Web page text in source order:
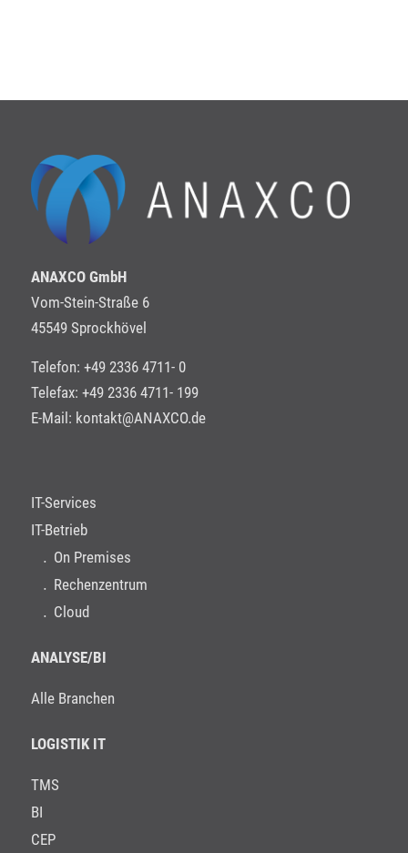
ANAXCO GmbH
Vom-Stein-Straße 6
45549 Sprockhövel
Telefon: +49 2336 4711- 0
Telefax: +49 2336 4711- 199
E-Mail: kontakt@ANAXCO.de
IT-Services
IT-Betrieb
On Premises
Rechenzentrum
Cloud
ANALYSE/BI
Alle Branchen
LOGISTIK IT
TMS
BI
CEP